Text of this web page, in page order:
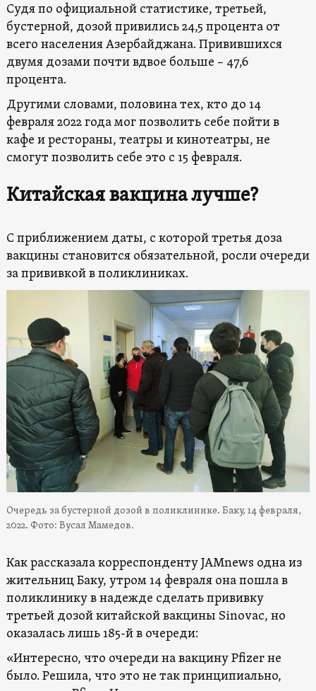
Судя по официальной статистике, третьей,
бустерной, дозой привились 24,5 процента от
всего населения Азербайджана. Привившихся
двумя дозами почти вдвое больше – 47,6
процента.
Другими словами, половина тех, кто до 14
февраля 2022 года мог позволить себе пойти в
кафе и рестораны, театры и кинотеатры, не
смогут позволить себе это с 15 февраля.
Китайская вакцина лучше?
С приближением даты, с которой третья доза
вакцины становится обязательной, росли очереди
за прививкой в поликлиниках.
Очередь за бустерной дозой в поликлинике. Баку, 14 февраля,
2022. Фото: Вусал Мамедов.
Как рассказала корреспонденту JAMnews одна из
жительниц Баку, утром 14 февраля она пошла в
поликлинику в надежде сделать прививку
третьей дозой китайской вакцины Sinovac, но
оказалась лишь 185-й в очереди:
«Интересно, что очереди на вакцину Pfizer не
было. Решила, что это не так принципиально,